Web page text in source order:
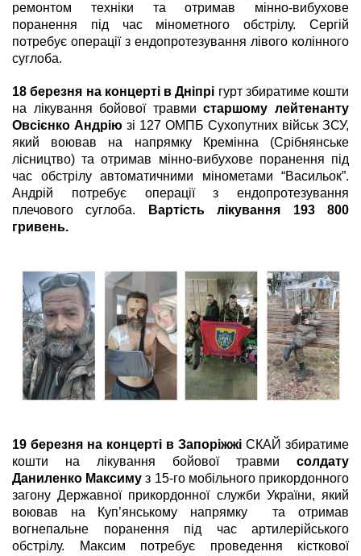
ремонтом техніки та отримав мінно-вибухове
поранення під час мінометного обстрілу. Сергій
потребує операції з ендопротезування лівого колінного
суглоба.
18 березня на концерті в Дніпрі гурт збиратиме кошти
на
лікування бойової травмистаршому лейтенанту
Овсієнко Андрію зі 127 ОМПБ Сухопутних військ ЗСУ,
який воював на напрямку Кремінна (Срібнянське
лісництво) та отримав мінно-вибухове поранення під
час обстрілу автоматичними мінометами “Васильок”.
Андрій потребує операції з ендопротезування
плечового суглоба.
Вартість лікування 193 800
гривень.
19 березня на концерті в Запоріжжі СКАЙ збиратиме
кошти на лікування бойової травми солдату
Даниленко Максиму з 15-го мобільного прикордонного
загону Державної прикордонної служби України, який
воював на Куп’янському напрямку та отримав
вогнепальне поранення під час артилерійського
обстрілу. Максим потребує проведення кісткової